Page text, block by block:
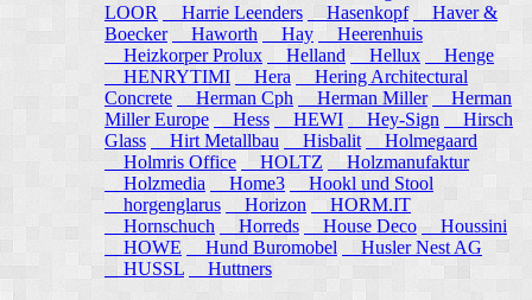
LOOR
Harrie Leenders Hasenkopf
Haver &
Boecker
Haworth Hay
Heerenhuis
Heizkorper Prolux
Helland Hellux
Henge
HENRYTIMI
Hera
Hering Architectural
Concrete
Herman Cph Herman Miller
Herman
Miller Europe
Hess HEWI Hey-Sign
Hirsch
Glass
Hirt Metallbau Hisbalit
Holmegaard
Holmris Office
HOLTZ
Holzmanufaktur
Holzmedia
Home3
Hookl und Stool
horgenglarus
Horizon
HORM.IT
Hornschuch
Horreds House Deco
Houssini
HOWE
Hund Buromobel
Husler Nest AG
HUSSL
Huttners